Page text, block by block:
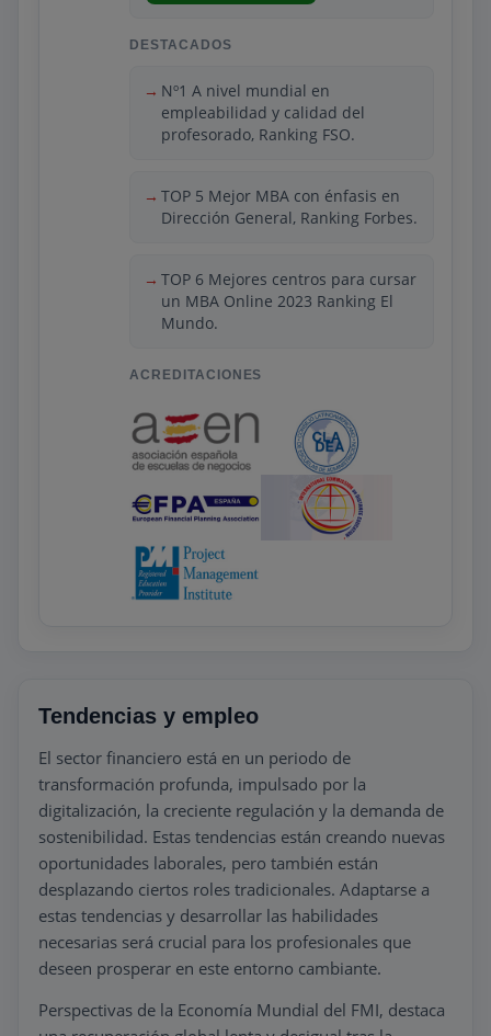
certificación opcional en Inteligencia
Artificial (IA). Con una metodología
interactiva y práctica, el programa
con profesionales del sector. Al finalizar,
los estudiantes obtendrán competencias
de riesgos y transformación digital,
preparándolos para roles como Director
Financiero, Analista Financiero, Gestor de
de Planificación y Control, o
DESTACADOS
Nº1 A nivel mundial en
empleabilidad y calidad del
profesorado, Ranking FSO.
TOP 5 Mejor MBA con énfasis en
Dirección General, Ranking Forbes.
TOP 6 Mejores centros para cursar
un MBA Online 2023 Ranking El
Mundo.
ACREDITACIONES
Tendencias y empleo
El sector financiero está en un periodo de
transformación profunda, impulsado por la
digitalización, la creciente regulación y la demanda de
sostenibilidad. Estas tendencias están creando nuevas
oportunidades laborales, pero también están
desplazando ciertos roles tradicionales. Adaptarse a
estas tendencias y desarrollar las habilidades
necesarias será crucial para los profesionales que
deseen prosperar en este entorno cambiante.
Perspectivas de la Economía Mundial del FMI, destaca